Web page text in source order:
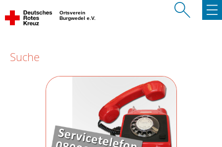
Ortsverein
Burgwedel e.V.
Suche